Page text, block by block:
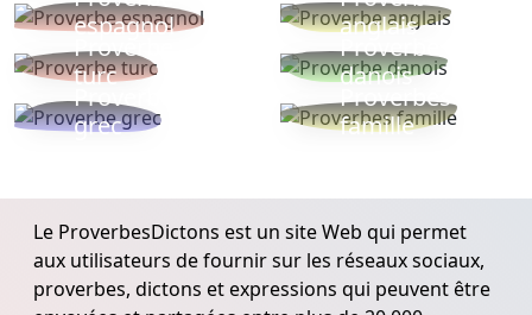
espagnol
anglais
Proverbe
turc
Proverbe
danois
Proverbe
grec
Proverbes
famille
Le ProverbesDictons est un site Web qui permet
aux utilisateurs de fournir sur les réseaux sociaux,
proverbes, dictons et expressions qui peuvent être